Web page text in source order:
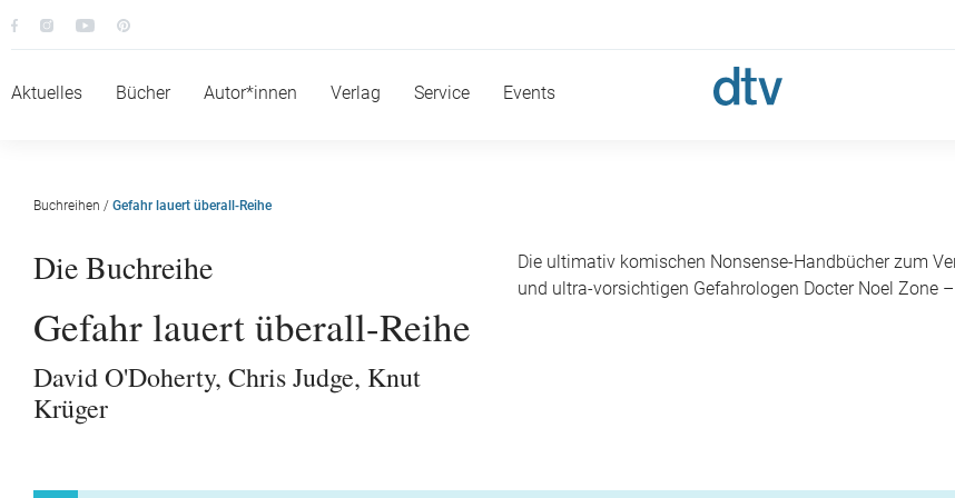
Aktuelles Bücher Autor*innen Verlag Service Events
Buchreihen / Gefahr lauert überall-Reihe
Die Buchreihe
Gefahr lauert überall-Reihe
David O'Doherty, Chris Judge, Knut
Krüger
Die ultimativ komischen Nonsense-Handbücher zum
und ultra-vorsichtigen Gefahrologen Docter Noel Zone